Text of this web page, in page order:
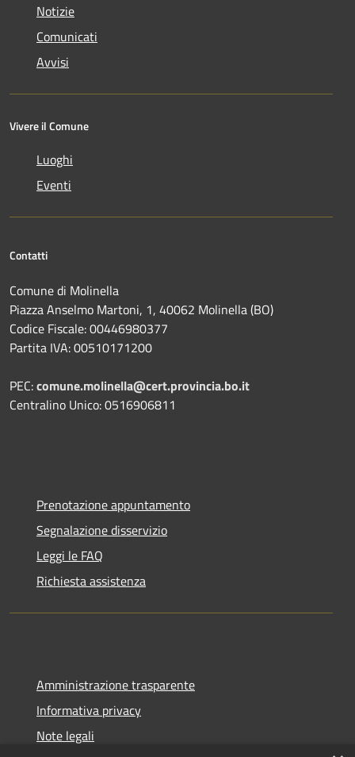
Notizie
Comunicati
Avvisi
Vivere il Comune
Luoghi
Eventi
Contatti
Comune di Molinella
Piazza Anselmo Martoni, 1, 40062 Molinella (BO)
Codice Fiscale: 00446980377
Partita IVA: 00510171200
PEC:comune.molinella@cert.provincia.bo.it
Centralino Unico: 0516906811
Prenotazione appuntamento
Segnalazione disservizio
Leggi le FAQ
Richiesta assistenza
Amministrazione trasparente
Informativa privacy
Note legali